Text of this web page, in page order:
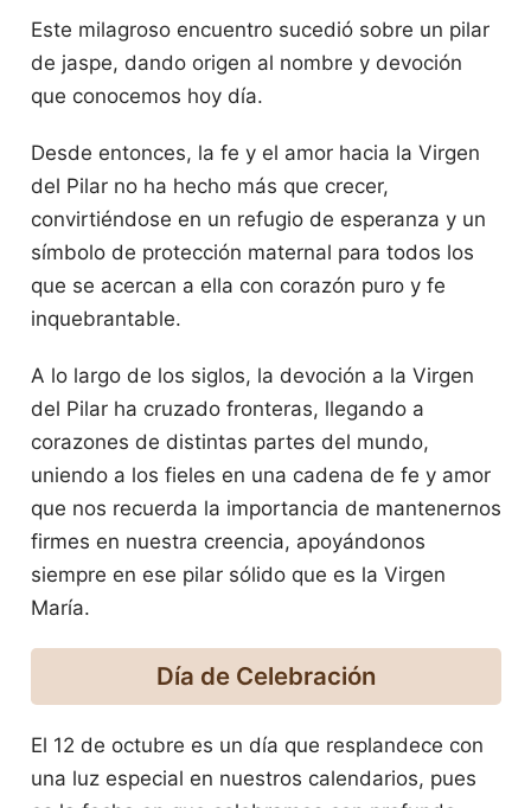
Este milagroso encuentro sucedió sobre un pilar
de jaspe, dando origen al nombre y devoción
que conocemos hoy día.
Desde entonces, la fe y el amor hacia la Virgen
del Pilar no ha hecho más que crecer,
convirtiéndose en un refugio de esperanza y un
símbolo de protección maternal para todos los
que se acercan a ella con corazón puro y fe
inquebrantable.
A lo largo de los siglos, la devoción a la Virgen
del Pilar ha cruzado fronteras, llegando a
corazones de distintas partes del mundo,
uniendo a los fieles en una cadena de fe y amor
que nos recuerda la importancia de mantenernos
firmes en nuestra creencia, apoyándonos
siempre en ese pilar sólido que es la Virgen
María.
Día de Celebración
El 12 de octubre es un día que resplandece con
una luz especial en nuestros calendarios, pues